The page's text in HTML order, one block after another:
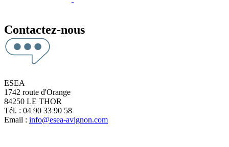
Contactez-nous
ESEA
1742 route d'Orange
84250 LE THOR
Tél. : 04 90 33 90 58
Email : info@esea-avignon.com